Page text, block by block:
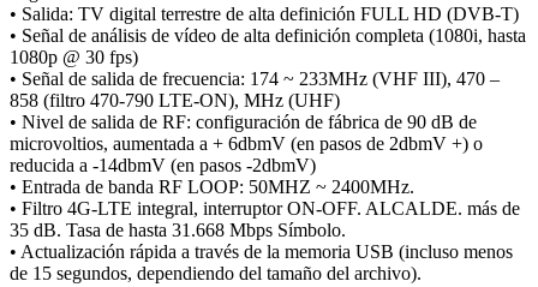
• Salida: TV digital terrestre de alta definición FULL HD (DVB-T)
• Señal de análisis de vídeo de alta definición completa (1080i, hasta
1080p @ 30 fps)
• Señal de salida de frecuencia: 174 ~ 233MHz (VHF III), 470 –
858 (filtro 470-790 LTE-ON), MHz (UHF)
• Nivel de salida de RF: configuración de fábrica de 90 dB de
microvoltios, aumentada a + 6dbmV (en pasos de 2dbmV +) o
reducida a -14dbmV (en pasos -2dbmV)
• Entrada de banda RF LOOP: 50MHZ ~ 2400MHz.
• Filtro 4G-LTE integral, interruptor ON-OFF. ALCALDE. más de
35 dB. Tasa de hasta 31.668 Mbps Símbolo.
• Actualización rápida a través de la memoria USB (incluso menos
de 15 segundos, dependiendo del tamaño del archivo).